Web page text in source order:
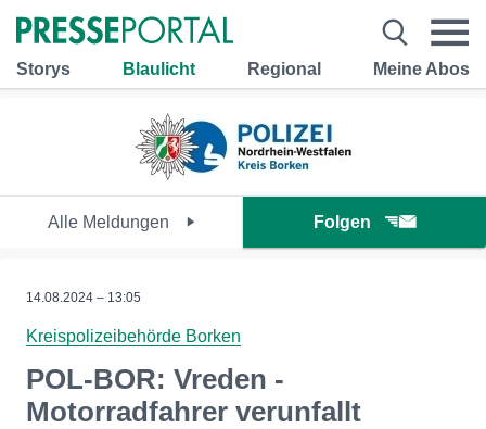
Storys Blaulicht Regional Meine Abos
Alle Meldungen Folgen
14.08.2024 – 13:05
Kreispolizeibehörde Borken
POL-BOR: Vreden -
Motorradfahrer verunfallt